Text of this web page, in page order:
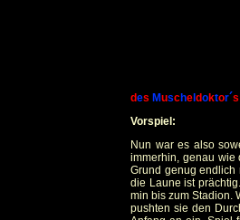
des Musche doktor´s
Vorspiel:
Nun war es also
immerhin, genau wie
Grund genug endlich
die Laune ist
min bis zum Stadion.
pushten sie den